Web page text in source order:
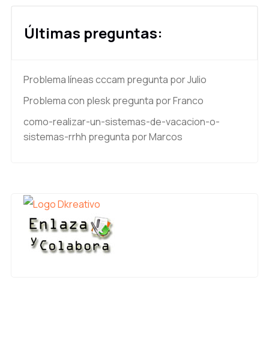
Últimas preguntas:
Problema líneas cccam pregunta por Julio
Problema con pleskpregunta por Franco
como-realizar-un-sistemas-de-vacacion-o-
sistemas-rrhh pregunta por Marcos